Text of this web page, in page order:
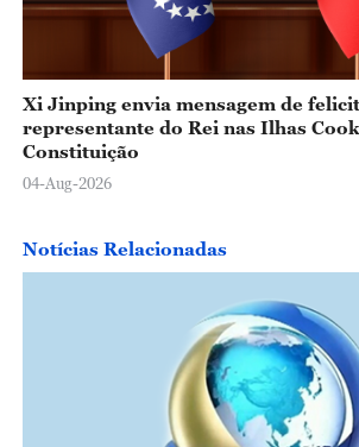
Xi Jinping envia mensagem de
representante do Rei nas Ilhas
Constituição
04-Aug-2026
Notícias Relacionadas